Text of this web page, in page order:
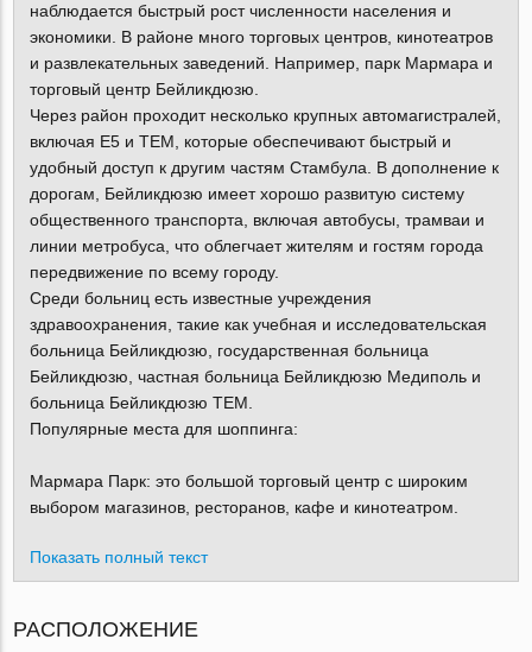
наблюдается быстрый рост численности населения и
экономики. В районе много торговых центров, кинотеатров
и развлекательных заведений. Например, парк Мармара и
торговый центр Бейликдюзю.
Через район проходит несколько крупных автомагистралей,
включая E5 и TEM, которые обеспечивают быстрый и
удобный доступ к другим частям Стамбула. В дополнение к
дорогам, Бейликдюзю имеет хорошо развитую систему
общественного транспорта, включая автобусы, трамваи и
линии метробуса, что облегчает жителям и гостям города
передвижение по всему городу.
Среди больниц есть известные учреждения
здравоохранения, такие как учебная и исследовательская
больница Бейликдюзю, государственная больница
Бейликдюзю, частная больница Бейликдюзю Медиполь и
больница Бейликдюзю TEM.
Популярные места для шоппинга:
Мармара Парк: это большой торговый центр с широким
выбором магазинов, ресторанов, кафе и кинотеатром.
Показать полный текст
РАСПОЛОЖЕНИЕ